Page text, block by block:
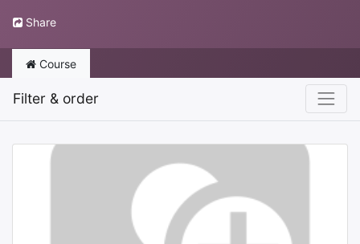
Share
Course
Filter & order